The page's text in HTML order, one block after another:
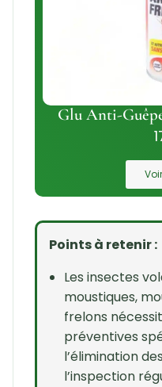
Glu Anti-
Points à retenir :
Les insectes
moustiques,
frelons
préventives
l’élimination
l’inspection